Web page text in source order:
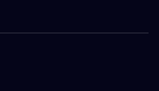
DAILYWELL